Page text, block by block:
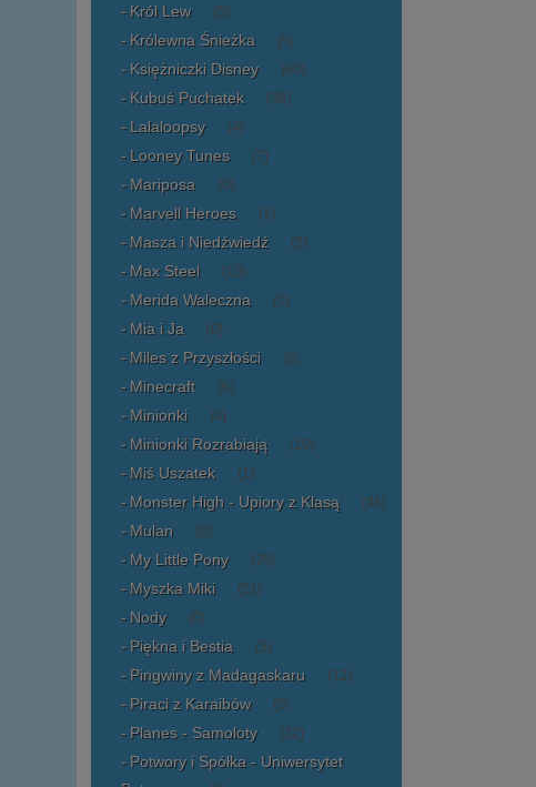
Król Lew (5)
Królewna Śnieżka (5)
Księżniczki Disney (60)
Kubuś Puchatek (36)
Lalaloopsy (4)
Looney Tunes (7)
Mariposa (0)
Marvell Heroes (1)
Masza i Niedźwiedź (2)
Max Steel (13)
Merida Waleczna (0)
Mia i Ja (0)
Miles z Przyszłości (6)
Minecraft (6)
Minionki (4)
Minionki Rozrabiają (10)
Miś Uszatek (1)
Monster High - Upiory z Klasą (46)
Mulan (0)
My Little Pony (28)
Myszka Miki (51)
Nody (0)
Piękna i Bestia (5)
Pingwiny z Madagaskaru (12)
Piraci z Karaibów (0)
Planes - Samoloty (22)
Potwory i Spółka - Uniwersytet